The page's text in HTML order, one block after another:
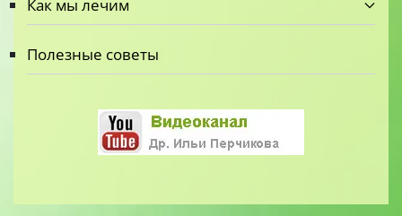
Как мы лечим
Полезные советы